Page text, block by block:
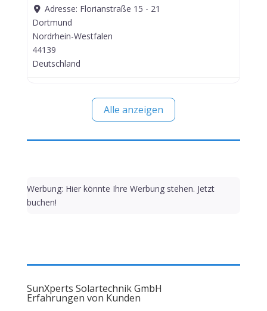
Adresse: Florianstraße 15 - 21
Dortmund
Nordrhein-Westfalen
44139
Deutschland
Alle anzeigen
Werbung: Hier könnte Ihre Werbung stehen. Jetzt
buchen!
SunXperts Solartechnik GmbH
Erfahrungen von Kunden